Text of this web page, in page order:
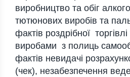
виробництво та обіг
тютюнових виробів та
фактів роздрібної
виробами з полиць
фактів невидачі
(чек), незабезпечення